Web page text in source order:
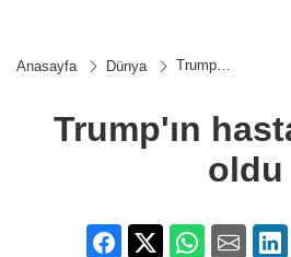
Anasayfa Dünya
Trump'ın
Trump'ın
oldu